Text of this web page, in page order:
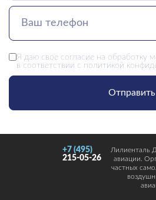
Я даю свое согласие на обработку
в соответствии с политикой
Отправить
+7 (495)
215-05-26
Лилиенталь
авиации.
частных